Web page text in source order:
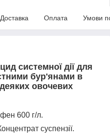
Доставка Оплата Умови
системної дії для
бур'янами в
овочевих
600 г/л.
суспензії.